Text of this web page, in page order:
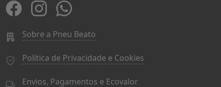
Sobre a Pneu Beato
Política de Privacidade e Cookies
Envios, Pagamentos e Ecovalor